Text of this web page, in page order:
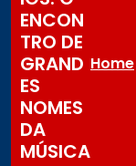
ENCON
TRO DE
GRAND
ES
NOMES
DA
MÚSICA
Home